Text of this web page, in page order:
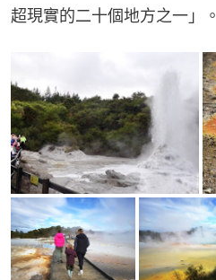
超現實的二十個地方之一」。